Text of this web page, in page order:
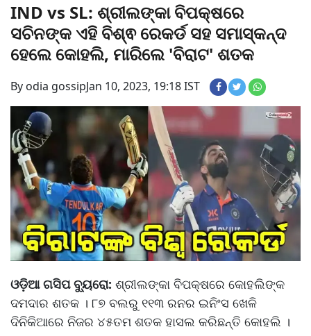
IND vs SL: ଶ୍ରୀଲଙ୍କା ବିପକ୍ଷରେ
ସଚିନଙ୍କ ଏହି ବିଶ୍ଵ ରେକର୍ଡ ସହ ସମାସ୍କନ୍ଦ
ହେଲେ କୋହଲି, ମାରିଲେ 'ବିରାଟ' ଶତକ
By odia gossipJan 10, 2023, 19:18 IST
ଓଡ଼ିଆ ଗସିପ ବ୍ୟୁରୋ: ଶ୍ରୀଲଙ୍କା ବିପକ୍ଷରେ କୋହଲିଙ୍କ
ଦମଦାର ଶତକ । ୮୭ ବଲରୁ ୧୧୩ ରନର ଇନିଂସ ଖେଳି
ଦିନିକିଆରେ ନିଜର ୪୫ତମ ଶତକ ହାସଲ କରିଛନ୍ତି କୋହଲି ।